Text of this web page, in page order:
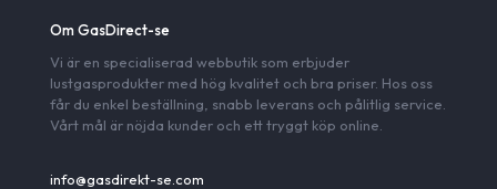
Om GasDirect-se
Vi är en specialiserad webbutik som erbjuder
lustgasprodukter med hög kvalitet och bra priser. Hos oss
får du enkel beställning, snabb leverans och pålitlig service.
Vårt mål är nöjda kunder och ett tryggt köp online.
info@gasdirekt-se.com